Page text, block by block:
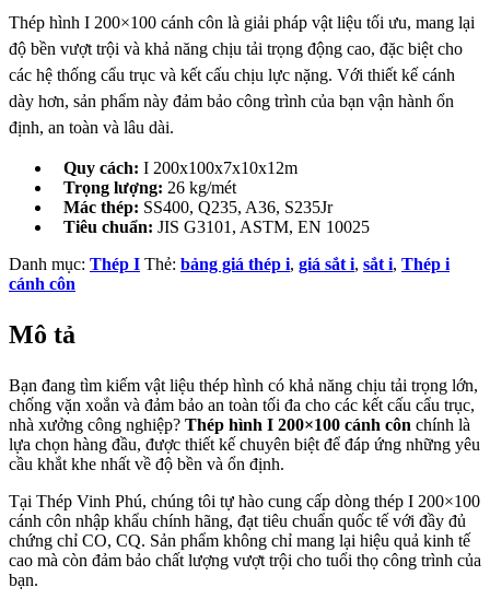
Thép hình I 200×100 cánh côn là giải pháp vật liệu tối ưu, mang lại
độ bền vượt trội và khả năng chịu tải trọng động cao, đặc biệt cho
các hệ thống cẩu trục và kết cấu chịu lực nặng. Với thiết kế cánh
dày hơn, sản phẩm này đảm bảo công trình của bạn vận hành ổn
định, an toàn và lâu dài.
Quy cách: I 200x100x7x10x12m
Trọng lượng: 26 kg/mét
Mác thép: SS400, Q235, A36, S235Jr
Tiêu chuẩn: JIS G3101, ASTM, EN 10025
Danh mục: Thép I Thẻ: bảng giá thép i, giá sắt i, sắt i, Thép i
cánh côn
Mô tả
Bạn đang tìm kiếm vật liệu thép hình có khả năng chịu tải trọng lớn,
chống vặn xoắn và đảm bảo an toàn tối đa cho các kết cấu cẩu trục,
nhà xưởng công nghiệp? Thép hình I 200×100 cánh côn chính là
lựa chọn hàng đầu, được thiết kế chuyên biệt để đáp ứng những yêu
cầu khắt khe nhất về độ bền và ổn định.
Tại Thép Vinh Phú, chúng tôi tự hào cung cấp dòng thép I 200×100
cánh côn nhập khẩu chính hãng, đạt tiêu chuẩn quốc tế với đầy đủ
chứng chỉ CO, CQ. Sản phẩm không chỉ mang lại hiệu quả kinh tế
cao mà còn đảm bảo chất lượng vượt trội cho tuổi thọ công trình của
bạn.